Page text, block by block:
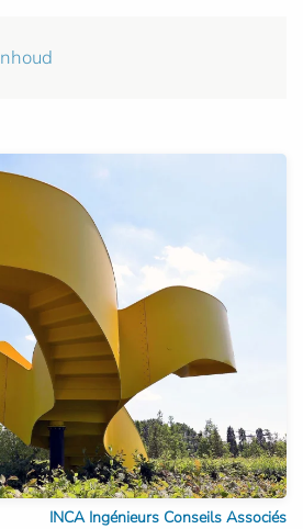
INCA Ingénieurs Conseils Associés